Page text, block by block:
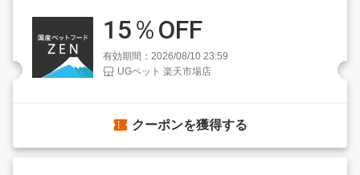
15％OFF
有効期間：2026/08/10 23:59
UGペット 楽天市場店
クーポンを獲得する